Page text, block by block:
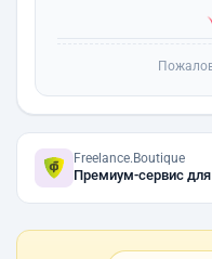
Freelance.Boutique
Премиум-сервис